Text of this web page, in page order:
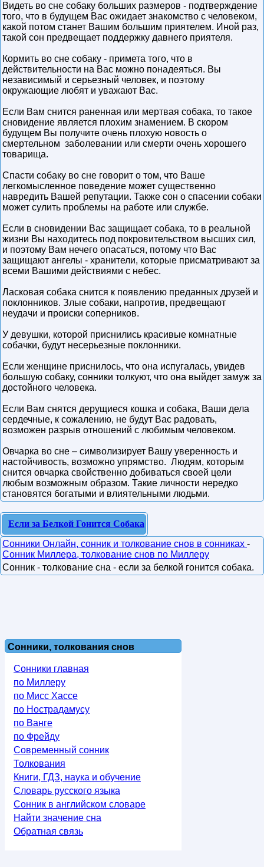
Видеть во сне собаку больших размеров - подтверждение
того, что в будущем Вас ожидает знакомство с человеком,
какой потом станет Вашим большим приятелем. Иной раз,
такой сон предвещает поддержку давнего приятеля.
Кормить во сне собаку - примета того, что в
действительности на Вас можно понадеяться. Вы
независимый и серьезный человек, и поэтому
окружающие любят и уважают Вас.
Если Вам снится раненная или мертвая собака, то такое
сновидение является плохим знамением. В скором
будущем Вы получите очень плохую новость о
смертельном заболевании или смерти очень хорошего
товарища.
Спасти собаку во сне говорит о том, что Ваше
легкомысленное поведение может существенно
навредить Вашей репутации. Также сон о спасении собаки
может сулить проблемы на работе или службе.
Если в сновидении Вас защищает собака, то в реальной
жизни Вы находитесь под покровительством высших сил,
и поэтому Вам нечего опасаться, потому что Вас
защищают ангелы - хранители, которые присматривают за
всеми Вашими действиями с небес.
Ласковая собака снится к появлению преданных друзей и
поклонников. Злые собаки, напротив, предвещают
неудачи и происки соперников.
У девушки, которой приснились красивые комнатные
собачки, будут несерьезные поклонники.
Если женщине приснилось, что она испугалась, увидев
большую собаку, сонники толкуют, что она выйдет замуж за
достойного человека.
Если Вам снятся дерущиеся кошка и собака, Ваши дела
сердечные, к сожалению, не будут Вас радовать,
возможен разрыв отношений с любимым человеком.
Овчарка во сне – символизирует Вашу уверенность и
настойчивость, возможно упрямство. Людям, которым
снится овчарка свойственно добиваться своей цели
любым возможным образом. Такие личности нередко
становятся богатыми и влиятельными людьми.
Если за Белкой Гонится Собака
Сонники Онлайн, сонник и толкование снов в сонниках -
Сонник Миллера, толкование снов по Миллеру
Сонник - толкование сна - если за белкой гонится собака.
Сонники, толкования снов
Сонники главная
по Миллеру
по Мисс Хассе
по Нострадамусу
по Ванге
по Фрейду
Современный сонник
Толкования
Книги, ГДЗ, наука и обучение
Словарь русского языка
Сонник в английском словаре
Найти значение сна
Обратная связь